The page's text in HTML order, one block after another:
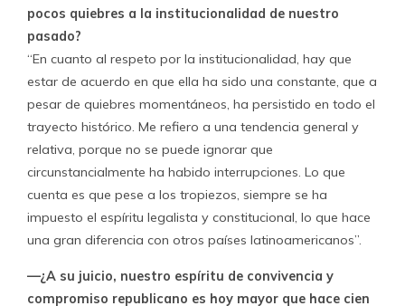
pocos quiebres a la institucionalidad de nuestro
pasado?
“En cuanto al respeto por la institucionalidad, hay que
estar de acuerdo en que ella ha sido una constante, que a
pesar de quiebres momentáneos, ha persistido en todo el
trayecto histórico. Me refiero a una tendencia general y
relativa, porque no se puede ignorar que
circunstancialmente ha habido interrupciones. Lo que
cuenta es que pese a los tropiezos, siempre se ha
impuesto el espíritu legalista y constitucional, lo que hace
una gran diferencia con otros países latinoamericanos”.
—¿A su juicio, nuestro espíritu de convivencia y
compromiso republicano es hoy mayor que hace cien